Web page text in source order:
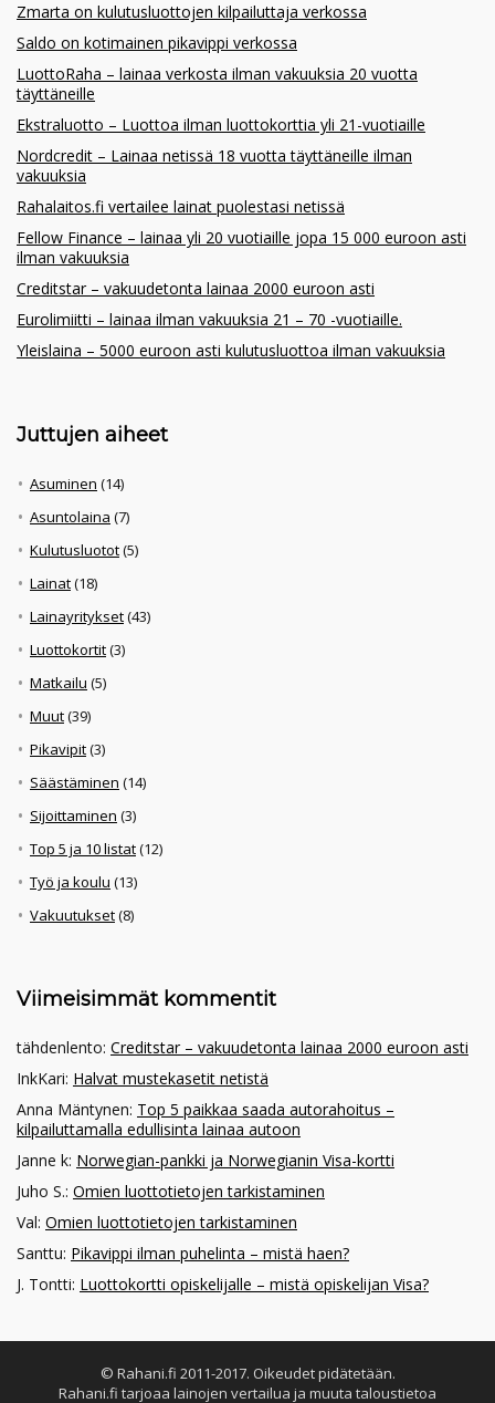
Zmarta on kulutusluottojen kilpailuttaja verkossa
Saldo on kotimainen pikavippi verkossa
LuottoRaha – lainaa verkosta ilman vakuuksia 20 vuotta
täyttäneille
Ekstraluotto – Luottoa ilman luottokorttia yli 21-vuotiaille
Nordcredit – Lainaa netissä 18 vuotta täyttäneille ilman
vakuuksia
Rahalaitos.fi vertailee lainat puolestasi netissä
Fellow Finance – lainaa yli 20 vuotiaille jopa 15 000 euroon asti
ilman vakuuksia
Creditstar – vakuudetonta lainaa 2000 euroon asti
Eurolimiitti – lainaa ilman vakuuksia 21 – 70 -vuotiaille.
Yleislaina – 5000 euroon asti kulutusluottoa ilman vakuuksia
Juttujen aiheet
Asuminen (14)
Asuntolaina (7)
Kulutusluotot(5)
Lainat(18)
Lainayritykset(43)
Luottokortit(3)
Matkailu (5)
Muut(39)
Pikavipit(3)
Säästäminen (14)
Sijoittaminen (3)
Top 5 ja 10 listat(12)
Työ ja koulu (13)
Vakuutukset(8)
Viimeisimmät kommentit
tähdenlento: Creditstar – vakuudetonta lainaa 2000 euroon asti
InkKari: Halvat mustekasetit netistä
Anna Mäntynen: Top 5 paikkaa saada autorahoitus –
kilpailuttamalla edullisinta lainaa autoon
Janne k: Norwegian-pankki ja Norwegianin Visa-kortti
Juho S.: Omien luottotietojen tarkistaminen
Val: Omien luottotietojen tarkistaminen
Santtu: Pikavippi ilman puhelinta – mistä haen?
J. Tontti: Luottokortti opiskelijalle – mistä opiskelijan Visa?
© Rahani.fi 2011-2017. Oikeudet pidätetään.
Rahani.fi tarjoaa lainojen vertailua ja muuta taloustietoa